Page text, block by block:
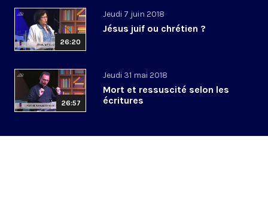
26:20
Jeudi 7 juin 2018
Jésus juif ou chrétien ?
26:57
Jeudi 31 mai 2018
Mort et ressuscité selon les
écritures